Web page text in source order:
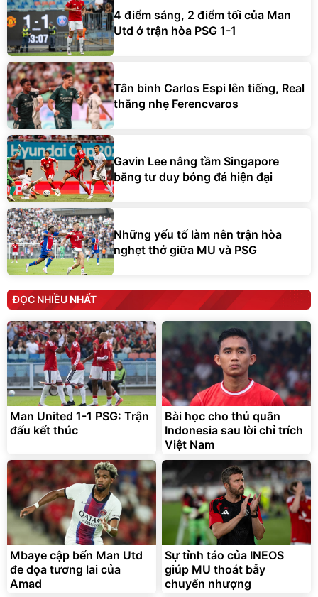
4 điểm sáng, 2 điểm tối của Man
Utd ở trận hòa PSG 1-1
Tân binh Carlos Espi lên tiếng, Real
thắng nhẹ Ferencvaros
Gavin Lee nâng tầm Singapore
bằng tư duy bóng đá hiện đại
Những yếu tố làm nên trận hòa
nghẹt thở giữa MU và PSG
ĐỌC NHIỀU NHẤT
Man United 1-1 PSG: Trận
đấu kết thúc
Bài học cho thủ quân
Indonesia sau lời chỉ trích
Việt Nam
Mbaye cập bến Man Utd
đe dọa tương lai của
Amad
Sự tỉnh táo của INEOS
giúp MU thoát bẫy
chuyển nhượng